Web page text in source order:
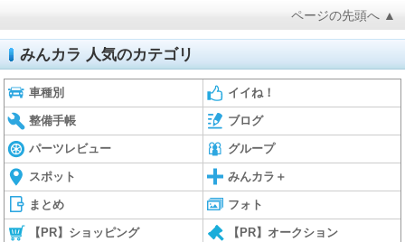
ページの先頭へ ▲
みんカラ 人気のカテゴリ
車種別 イイね！
整備手帳 ブログ
パーツレビュー グループ
スポット みんカラ＋
まとめ フォト
【PR】ショッピング 【PR】オークション